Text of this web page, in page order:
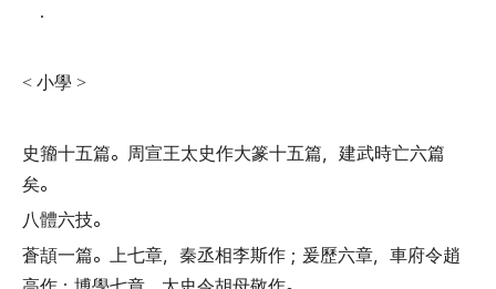
．
< 小學 >
史籀十五篇。 周宣王太史作大篆十五篇， 建武時亡六篇
矣。
八體六技。
蒼頡一篇。 上七章， 秦丞相李斯作 ； 爰歷六章， 車府令趙